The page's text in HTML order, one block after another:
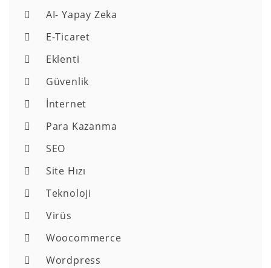
AI- Yapay Zeka
E-Ticaret
Eklenti
Güvenlik
İnternet
Para Kazanma
SEO
Site Hızı
Teknoloji
Virüs
Woocommerce
Wordpress